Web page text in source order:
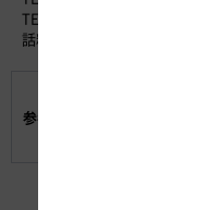
TEL：052-223-0333 （フリー
話料有料）
参考資料: